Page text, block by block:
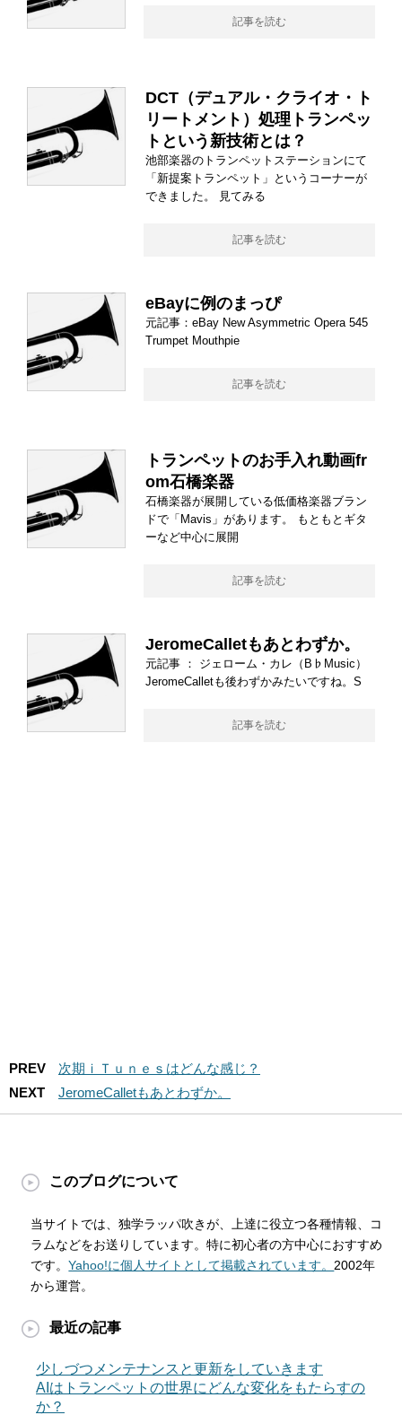
記事を読む
DCT（デュアル・クライオ・ト
リートメント）処理トランペッ
トという新技術とは？
池部楽器のトランペットステーションにて
「新提案トランペット」というコーナーが
できました。 見てみる
記事を読む
eBayに例のまっぴ
元記事：eBay New Asymmetric Opera 545
Trumpet Mouthpie
記事を読む
トランペットのお手入れ動画fr
om石橋楽器
石橋楽器が展開している低価格楽器ブラン
ドで「Mavis」があります。 もともとギタ
ーなど中心に展開
記事を読む
JeromeCalletもあとわずか。
元記事 ： ジェローム・カレ（B♭Music）
JeromeCalletも後わずかみたいですね。S
記事を読む
PREV
次期ｉＴｕｎｅｓはどんな感じ？
NEXT
JeromeCalletもあとわずか。
このブログについて
当サイトでは、独学ラッパ吹きが、上達に役立つ各種情報、コ
ラムなどをお送りしています。特に初心者の方中心におすすめ
です。Yahoo!に個人サイトとして掲載されています。 2002年
から運営。
最近の記事
少しづつメンテナンスと更新をしていきます
AIはトランペットの世界にどんな変化をもたらすの
か？